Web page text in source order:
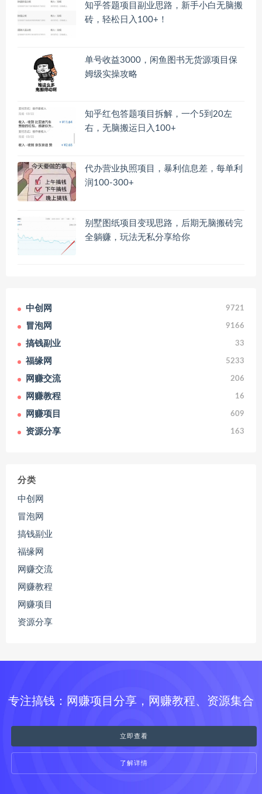
知乎答题项目副业思路，新手小白无脑搬
砖，轻松日入100+！
单号收益3000，闲鱼图书无货源项目保
姆级实操攻略
知乎红包答题项目拆解，一个5到20左
右，无脑搬运日入100+
代办营业执照项目，暴利信息差，每单利
润100-300+
别墅图纸项目变现思路，后期无脑搬砖完
全躺赚，玩法无私分享给你
中创网 9721
冒泡网 9166
搞钱副业 33
福缘网 5233
网赚交流 206
网赚教程 16
网赚项目 609
资源分享 163
分类
中创网
冒泡网
搞钱副业
福缘网
网赚交流
网赚教程
网赚项目
资源分享
专注搞钱：网赚项目分享，网赚教程、资源集合
立即查看
了解详情